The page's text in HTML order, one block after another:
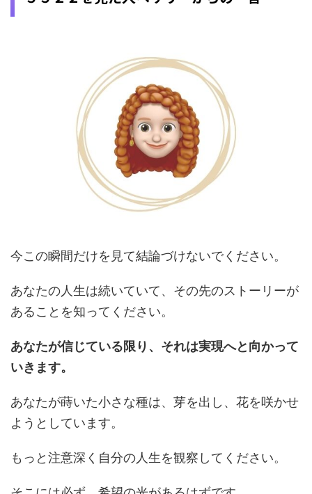
今この瞬間だけを見て結論づけないでください。
あなたの人生は続いていて、その先のストーリーが
あることを知ってください。
あなたが信じている限り、それは実現へと向かって
いきます。
あなたが蒔いた小さな種は、芽を出し、花を咲かせ
ようとしています。
もっと注意深く自分の人生を観察してください。